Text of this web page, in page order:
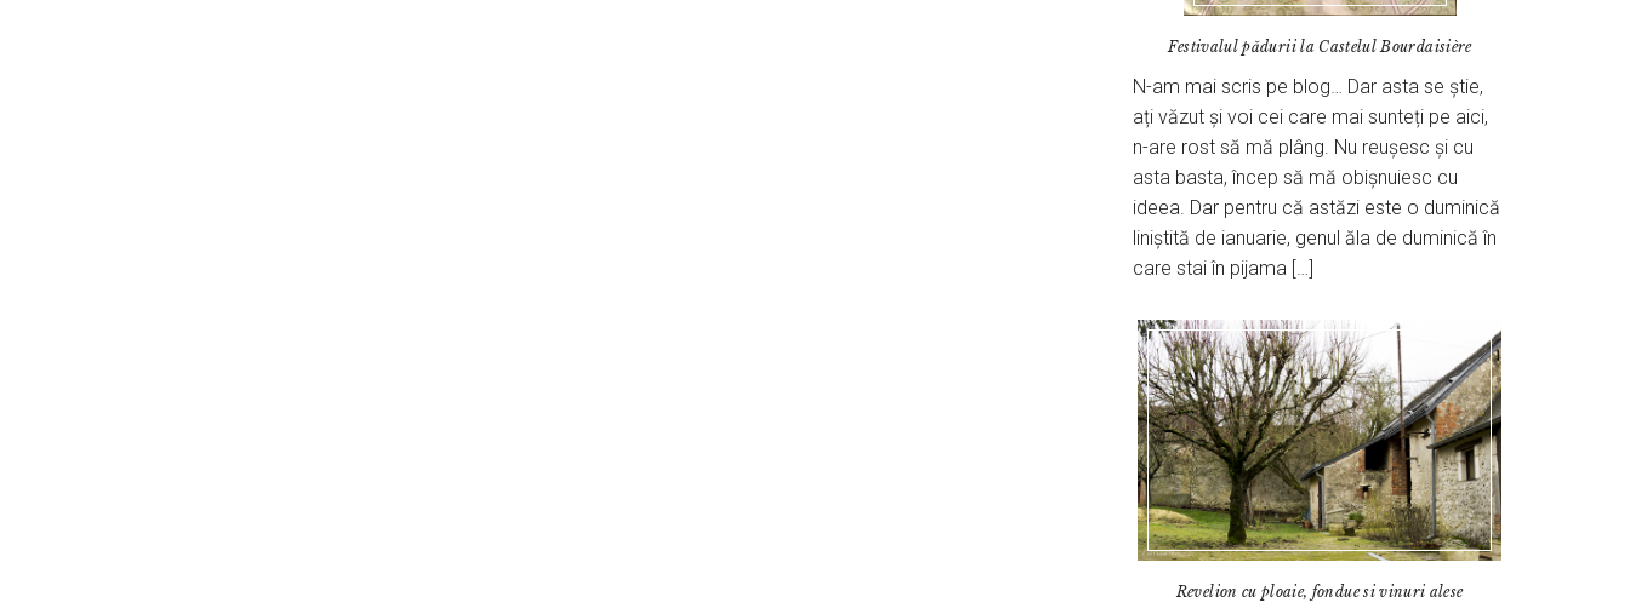
Festivalul pădurii la Castelul Bourdaisière
N-am mai scris pe blog… Dar asta se știe,
ați văzut și voi cei care mai sunteți pe aici,
n-are rost să mă plâng. Nu reușesc și cu
asta basta, încep să mă obișnuiesc cu
ideea. Dar pentru că astăzi este o duminică
liniștită de ianuarie, genul ăla de duminică în
care stai în pijama […]
Revelion cu ploaie, fondue si vinuri alese